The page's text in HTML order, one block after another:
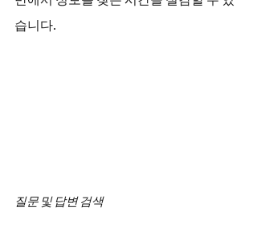
습니다.
질문 및 답변 검색